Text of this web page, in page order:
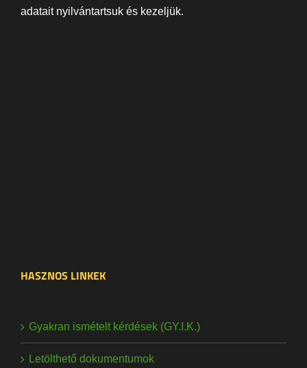
adatait nyilvántartsuk és kezeljük.
HASZNOS LINKEK
Gyakran ismételt kérdések (GY.I.K.)
Letölthető dokumentumok